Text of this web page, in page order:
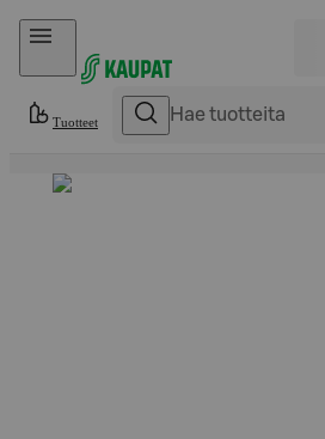
Hyppää sisältöön
Tuotteet